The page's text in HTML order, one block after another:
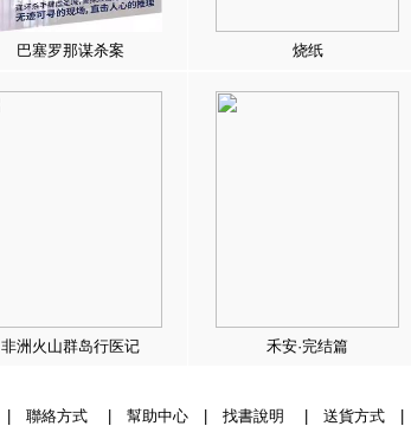
巴塞罗那谋杀案 烧纸
非洲火山群岛行医记 禾安·完结篇
聯絡方式| 幫助中心| 找書說明 送貨方式|